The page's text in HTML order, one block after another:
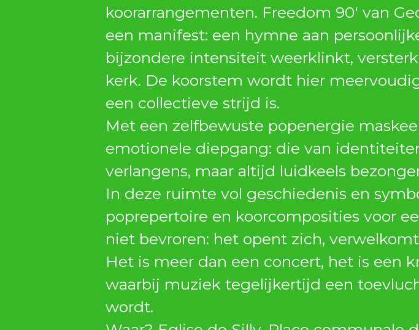
koorarrangementen. Freedom 90′ van
een manifest: een hymne aan
bijzondere intensiteit weerklinkt,
kerk. De koorstem wordt hier
een collectieve strijd is.
Met een zelfbewuste popenergie
emotionele diepgang: die van
verlangens, maar altijd luidkeels
In deze ruimte vol geschiedenis en
poprepertoire en koorcomposities voor
niet bevroren: het opent zich,
Het is meer dan een concert, het is een
waarbij muziek tegelijkertijd een
wordt.